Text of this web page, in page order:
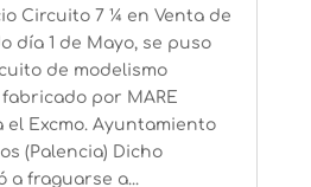
Circuito 7 ¼ en Venta de
día 1 de Mayo, se puso
de modelismo
por MARE
el Excmo. Ayuntamiento
(Palencia) Dicho
a fraguarse a...